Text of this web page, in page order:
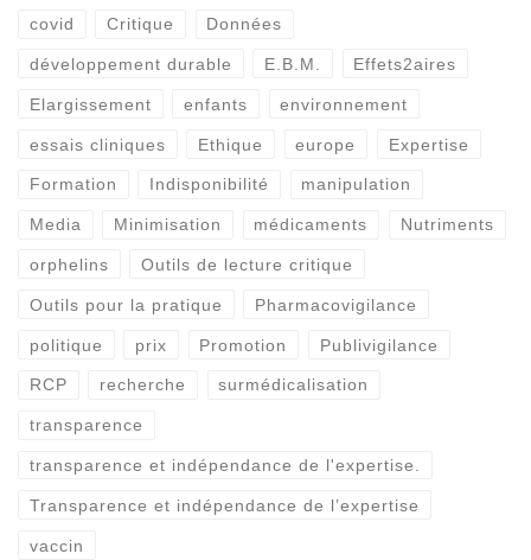
covid Critique Données
développement durable E.B.M. Effets2aires
Elargissement enfants environnement
essais cliniques Ethique europe Expertise
Formation Indisponibilité manipulation
Media Minimisation médicaments Nutriments
orphelins Outils de lecture critique
Outils pour la pratique Pharmacovigilance
politique prix Promotion Publivigilance
RCP recherche surmédicalisation
transparence
transparence et indépendance de l'expertise.
Transparence et indépendance de l’expertise
vaccin